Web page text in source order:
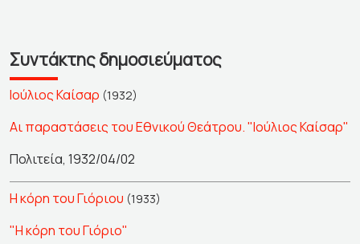
Συντάκτης δημοσιεύματος
Ιούλιος Καίσαρ (1932)
Αι παραστάσεις του Εθνικού Θεάτρου. "Ιούλιος Καίσαρ"
Πολιτεία, 1932/04/02
Η κόρη του Γιόριου (1933)
"Η κόρη του Γιόριο"